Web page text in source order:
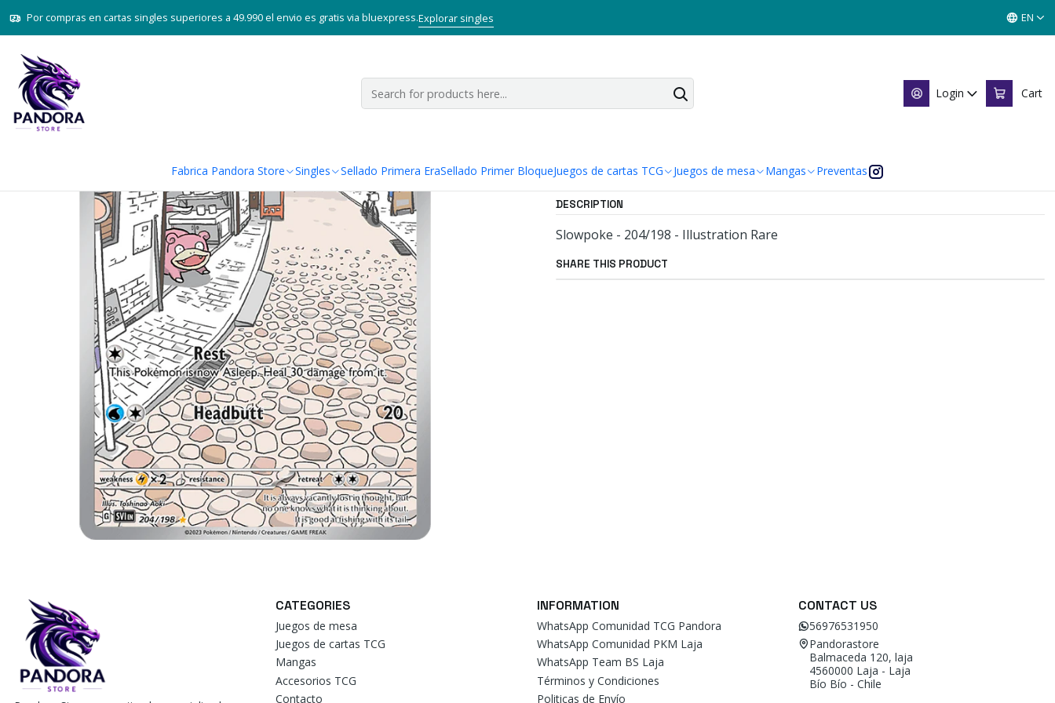
Login Cart
Fabrica Pandora Store Singles Sellado Primera EraSellado Primer BloqueJuegos de cartas TCG Juegos de mesa Mangas Preventas
Por compras en cartas singles superiores a 49.990 el envio es gratis via bluexpress.Explorar singles EN
Home Juegos de cartas TCG Pokémon TCG Singles de Pokémon
Slowpoke - 204/198 - Illustration Rare
Show stock from locations
DESCRIPTION
Slowpoke - 204/198 - Illustration Rare
SHARE THIS PRODUCT
CATEGORIES
Juegos de mesa
Juegos de cartas TCG
Mangas
Accesorios TCG
Contacto
INFORMATION
WhatsApp Comunidad TCG Pandora
WhatsApp Comunidad PKM Laja
WhatsApp Team BS Laja
Términos y Condiciones
Politicas de Envío
CONTACT US
56976531950
Pandorastore
Balmaceda 120, laja
4560000 Laja - Laja
Bío Bío - Chile